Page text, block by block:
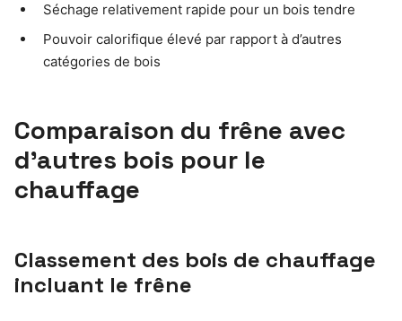
Séchage relativement rapide pour un bois tendre
Pouvoir calorifique élevé par rapport à d’autres
catégories de bois
Comparaison du frêne avec
d’autres bois pour le
chauffage
Classement des bois de chauffage
incluant le frêne